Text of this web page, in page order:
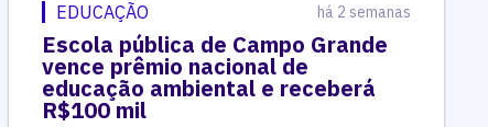
EDUCAÇÃO há 2 semanas
Escola pública de Campo Grande
vence prêmio nacional de
educação ambiental e receberá
R$100 mil